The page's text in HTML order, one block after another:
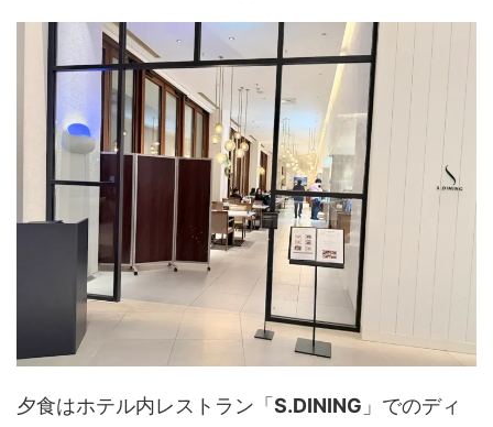
夕食はホテル内レストラン「 S.DINING 」でのディ